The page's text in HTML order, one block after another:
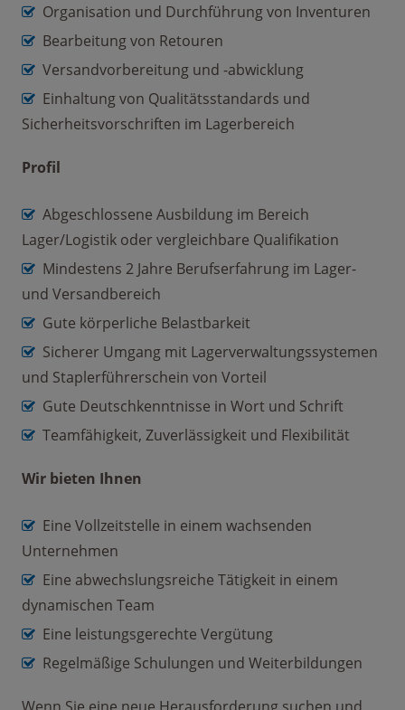
Organisation und Durchführung von Inventuren
Bearbeitung von Retouren
Versandvorbereitung und -abwicklung
Einhaltung von Qualitätsstandards und
Sicherheitsvorschriften im Lagerbereich
Profil
Abgeschlossene Ausbildung im Bereich
Lager/Logistik oder vergleichbare Qualifikation
Mindestens 2 Jahre Berufserfahrung im Lager-
und Versandbereich
Gute körperliche Belastbarkeit
Sicherer Umgang mit Lagerverwaltungssystemen
und Staplerführerschein von Vorteil
Gute Deutschkenntnisse in Wort und Schrift
Teamfähigkeit, Zuverlässigkeit und Flexibilität
Wir bieten Ihnen
Eine Vollzeitstelle in einem wachsenden
Unternehmen
Eine abwechslungsreiche Tätigkeit in einem
dynamischen Team
Eine leistungsgerechte Vergütung
Regelmäßige Schulungen und Weiterbildungen